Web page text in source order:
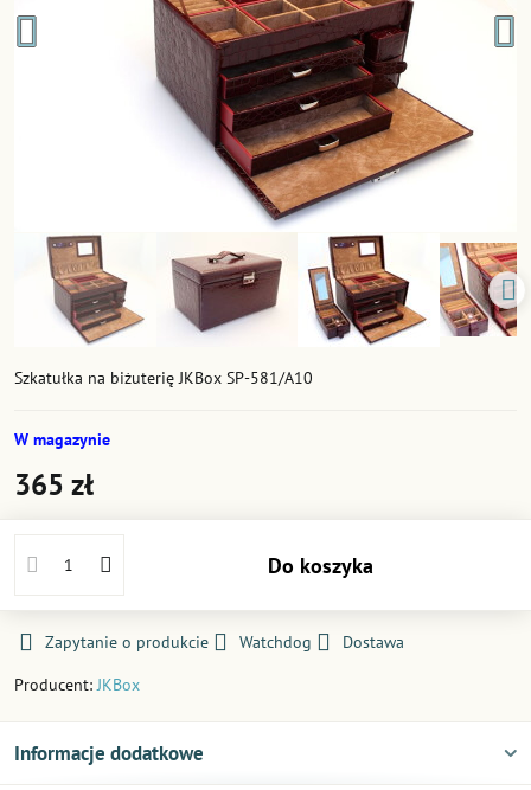
Szkatułka na biżuterię JKBox SP-581/A10
W magazynie
365 zł
Do koszyka
Zapytanie o produkcie Watchdog
Dostawa
Producent:JKBox
Informacje dodatkowe